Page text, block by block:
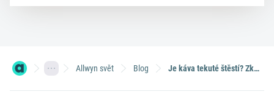
Allwyn svět Blog Je káva tekuté štěstí? Zkuste to s ní na Mezinárodní den kávy!